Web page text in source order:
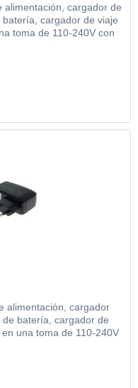
cargador de
cargador de viaje
toma de 110-240V con
alimentación, cargador
batería, cargador de
una toma de 110-240V